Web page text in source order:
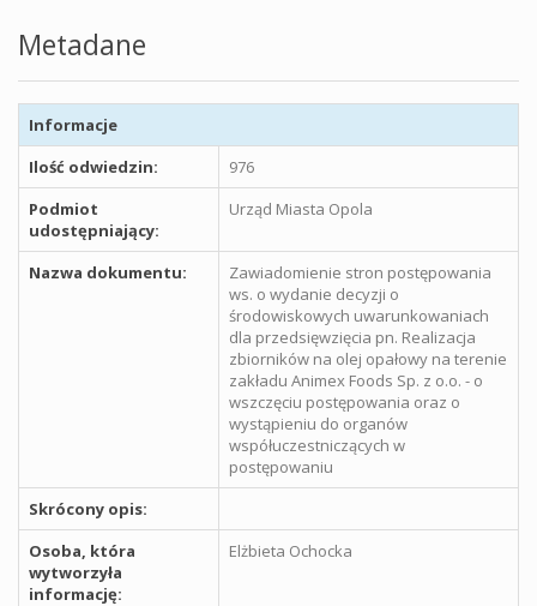
Metadane
Informacje
Ilość odwiedzin:
976
Podmiot
udostępniający:
Urząd Miasta Opola
Nazwa dokumentu:
Zawiadomienie stron postępowania
ws. o wydanie decyzji o
środowiskowych uwarunkowaniach
dla przedsięwzięcia pn. Realizacja
zbiorników na olej opałowy na terenie
zakładu Animex Foods Sp. z o.o. - o
wszczęciu postępowania oraz o
wystąpieniu do organów
współuczestniczących w
postępowaniu
Skrócony opis:
Osoba, która
wytworzyła
informację:
Elżbieta Ochocka